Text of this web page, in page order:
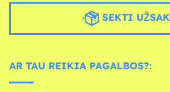
SEKTI
AR TAU REIKIA PAGALBOS?: